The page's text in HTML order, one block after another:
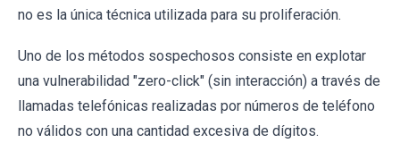
no es la única técnica utilizada para su proliferación.
Uno de los métodos sospechosos consiste en explotar
una vulnerabilidad "zero-click" (sin interacción) a través de
llamadas telefónicas realizadas por números de teléfono
no válidos con una cantidad excesiva de dígitos.